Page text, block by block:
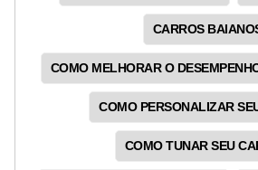
CARROS
COMO MELHORAR O
COMO PERSONALIZAR
COMO TUNAR SEU